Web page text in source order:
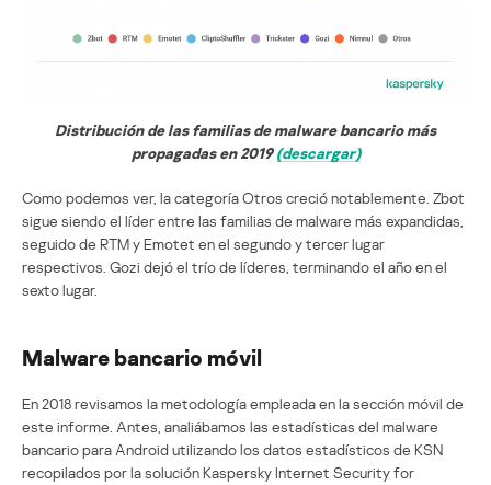
Distribución de las familias de malware bancario más
propagadas en 2019(descargar)
Como podemos ver, la categoría Otros creció notablemente. Zbot
sigue siendo el líder entre las familias de malware más expandidas,
seguido de RTM y Emotet en el segundo y tercer lugar
respectivos. Gozi dejó el trío de líderes, terminando el año en el
sexto lugar.
Malware bancario móvil
En 2018 revisamos la metodología empleada en la sección móvil de
este informe. Antes, analiábamos las estadísticas del malware
bancario para Android utilizando los datos estadísticos de KSN
recopilados por la solución Kaspersky Internet Security for